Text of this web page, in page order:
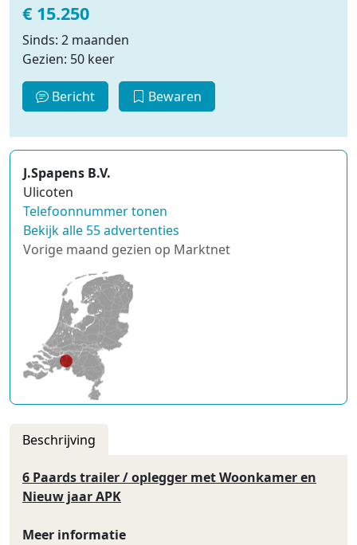
€ 15.250
Sinds: 2 maanden
Gezien: 50 keer
Bericht Bewaren
J.Spapens B.V.
Ulicoten
Telefoonnummer tonen
Bekijk alle 55 advertenties
Vorige maand gezien op Marktnet
Beschrijving
6 Paards trailer / oplegger met Woonkamer en
Nieuw jaar APK
Meer informatie